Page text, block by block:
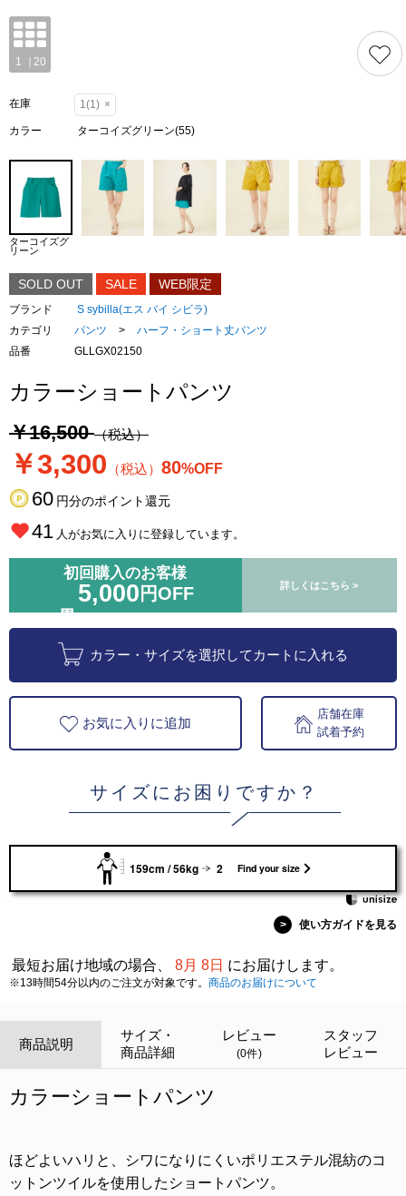
在庫 1(1) ×
カラー ターコイズグリーン(55)
ターコイズグ
リーン
SOLD OUT SALE WEB限定
ブランド
S sybilla(エス バイ シビラ)
カテゴリ
パンツ >
ハーフ・ショート丈パンツ
品番
GLLGX02150
カラーショートパンツ
￥16,500（税込）
￥3,300 （税込） 80%OFF
60 円分のポイント還元
41 人がお気に入りに登録しています。
初回購入のお客様
5,000 円OFF 詳しくはこちら >
カラー・サイズを選択してカートに入れる
お気に入りに追加
店舗在庫
試着予約
サイズにお困りですか？
159cm / 56kg 2 Find your size
> 使い方ガイドを見る
最短お届け地域の場合、 8月 8日 にお届けします。
※13時間54分以内のご注文が対象です。 商品のお届けについて
商品説明
サイズ・
商品詳細
レビュー
(0件)
スタッフ
レビュー
カラーショートパンツ
ほどよいハリと、シワになりにくいポリエステル混紡のコ
ットンツイルを使用したショートパンツ。